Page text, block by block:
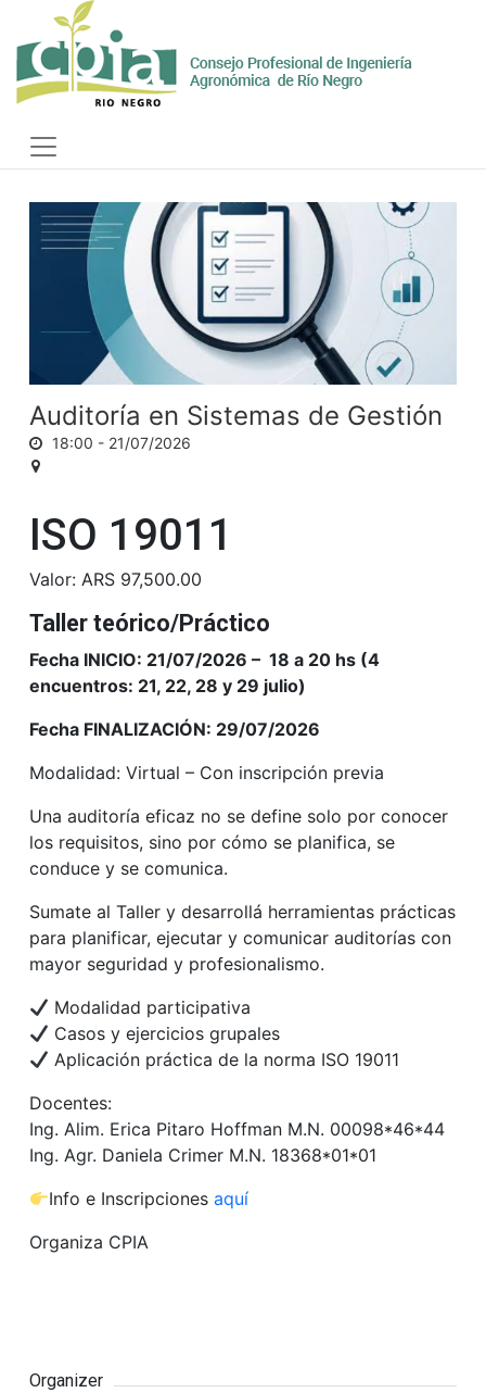
to
content
Toggle
navigation
Auditoría en Sistemas de Gestión
18:00 - 21/07/2026
ISO 19011
Valor: ARS 97,500.00
Taller teórico/Práctico
Fecha INICIO: 21/07/2026 – 18 a 20 hs (4
encuentros: 21, 22, 28 y 29 julio)
Fecha FINALIZACIÓN: 29/07/2026
Modalidad: Virtual – Con inscripción previa
Una auditoría eficaz no se define solo por conocer
los requisitos, sino por cómo se planifica, se
conduce y se comunica.
Sumate al Taller y desarrollá herramientas prácticas
para planificar, ejecutar y comunicar auditorías con
mayor seguridad y profesionalismo.
Modalidad participativa
Casos y ejercicios grupales
Aplicación práctica de la norma ISO 19011
Docentes:
Ing. Alim. Erica Pitaro Hoffman M.N. 00098*46*44
Ing. Agr. Daniela Crimer M.N. 18368*01*01
Info e Inscripcionesaquí
Organiza CPIA
Organizer